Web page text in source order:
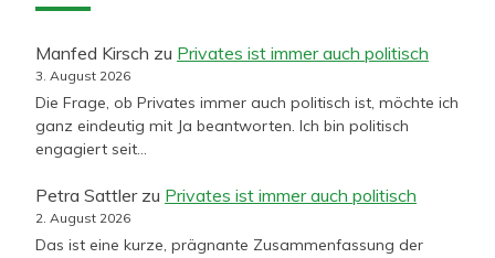
Manfed Kirsch zu Privates ist immer auch politisch
3. August 2026
Die Frage, ob Privates immer auch politisch ist, möchte ich
ganz eindeutig mit Ja beantworten. Ich bin politisch
engagiert seit…
Petra Sattlerzu Privates ist immer auch politisch
2. August 2026
Das ist eine kurze, prägnante Zusammenfassung der